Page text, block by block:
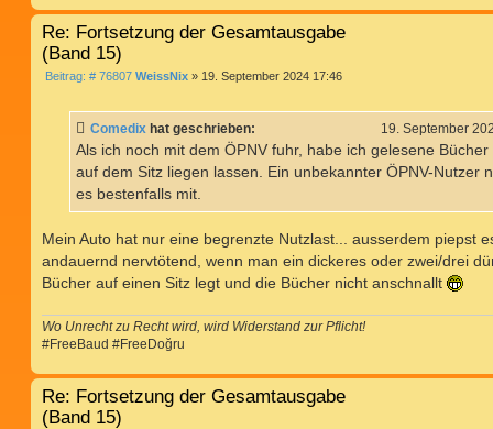
Re: Fortsetzung der Gesamtausgabe
(Band 15)
Beitrag: # 76807B
r
a
WeissNix » 19. September 2024 17:46
Comedix hat geschrieben: 19. September
Als ich noch mit dem ÖPNV fuhr, habe ich gelesene Bücher
auf dem Sitz liegen lassen. Ein unbekannter ÖPNV-Nutzer
es bestenfalls mit.
Mein Auto hat nur eine begrenzte Nutzlast... ausserdem piepst
andauernd nervtötend, wenn man ein dickeres oder zwei/drei
Bücher auf einen Sitz legt und die Bücher nicht anschnallt
Wo Unrecht zu Recht wird, wird Widerstand zur Pflicht!
#FreeBaud #FreeDoğru
Re: Fortsetzung der Gesamtausgabe
(Band 15)